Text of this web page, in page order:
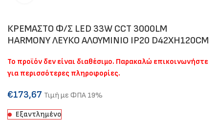
ΚΡΕΜΑΣΤΟ Φ/Σ LED 33W CCT 3000LM
HARMONY ΛΕΥΚΟ ΑΛΟΥΜΙΝΙΟ IP20 D42XH120CM
Το προϊόν δεν είναι διαθέσιμο. Παρακαλώ επικοινωνήστε
για περισσότερες πληροφορίες.
€173,67 Τιμή με ΦΠΑ 19%
Εξαντλημένο